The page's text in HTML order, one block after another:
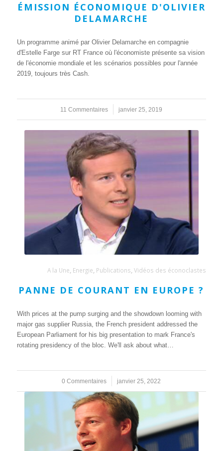
ÉMISSION ÉCONOMIQUE D'OLIVIER
DELAMARCHE
Un programme animé par Olivier Delamarche en compagnie
d'Estelle Farge sur RT France où l'économiste présente sa vision
de l'économie mondiale et les scénarios possibles pour l'année
2019, toujours très Cash.
11 Commentaires
/ janvier 25, 2019
A la Une Energie Publications ,Vidéos des éconoclastes
PANNE DE COURANT EN EUROPE ?
With prices at the pump surging and the showdown looming with
major gas supplier Russia, the French president addressed the
European Parliament for his big presentation to mark France's
rotating presidency of the bloc. We'll ask about what…
0 Commentaires
/ janvier 25, 2022